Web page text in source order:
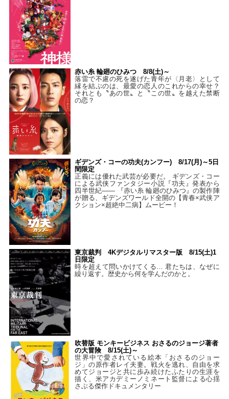
赤い糸 輪廻のひみつ 8/8(土)～
落雷で不慮の死を遂げた青年が〈月老〉として
縁を結ぶのは、最愛の恋人のこれからの幸せ？
それとも〝あの世〟と〝この世〟を越えた禁断
の恋？
ギデンズ・コーの功夫(カンフー) 8/17(月)～5日
間限定
正義には優れた武芸が必要だ。 ギデンズ・コー
による武侠ファンタジー小説『功夫』発表から
四半世紀―― 『赤い糸 輪廻のひみつ』の製作陣
が贈る、ギデンズワールド全開の【青春×武侠ア
クション×超絶中二病】ムービー！
東京裁判 4Kデジタルリマスター版 8/15(土)1
日限定
時を超えて問いかけてくる… 君たちは、なぜに
繰り返す。歴史から何を学んだのかと。
吹替版 モンキービジネス おさるのジョージ著者
の大冒険 8/15(土)～
世界中で愛されている絵本「おさるのジョー
ジ」の原作者レイ夫妻。戦火を逃れ、自由を求
めてジョージと共に歩み続けたふたりの生涯を
描く、米アカデミーノミネート監督による心揺
さぶる傑作ドキュメンタリー